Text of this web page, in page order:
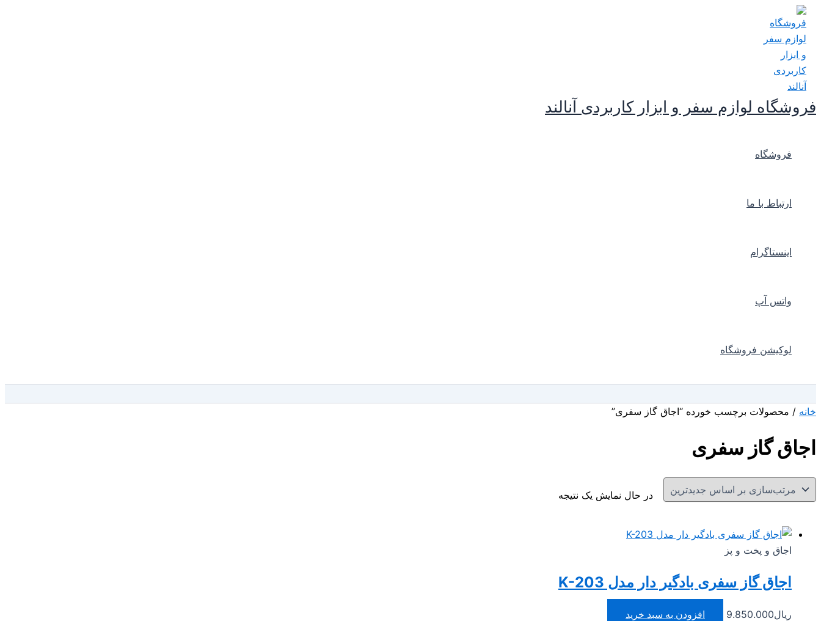
پرش
محتوا
فروشگاه لوازم سفر و ابزار کاربردی آنالند
فروشگاه
ارتباط با ما
اینستاگرام
واتس آپ
لوکیشن فروشگاه
خانه / محصولات برچسب خورده “اجاق گاز سفری”
اجاق گاز سفری
در حال نمایش یک نتیجه
اجاق و پخت و پز
اجاق گاز سفری بادگیر دار مدل K-203
ریال9.850.000 افزودن به سبد خرید